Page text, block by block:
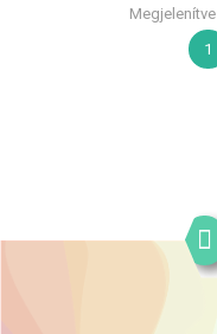
Megjelenítve
1